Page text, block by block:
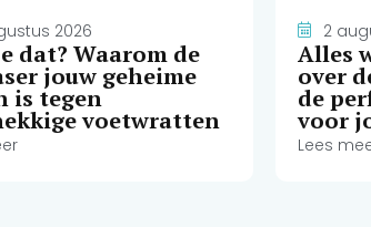
2026
dat? Waarom de
jouw geheime
is tegen
voetwratten
2
Alles
over
de
voor
Lees